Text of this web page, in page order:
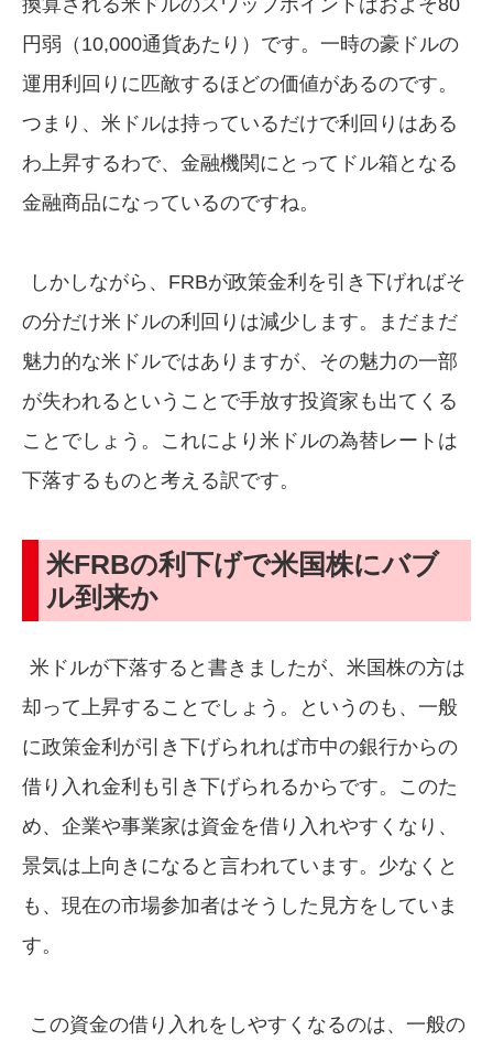
円弱（10,000通貨あたり）です。一時の豪ドルの
運用利回りに匹敵するほどの価値があるのです。
つまり、米ドルは持っているだけで利回りはある
わ上昇するわで、金融機関にとってドル箱となる
金融商品になっているのですね。
しかしながら、FRBが政策金利を引き下げればそ
の分だけ米ドルの利回りは減少します。まだまだ
魅力的な米ドルではありますが、その魅力の一部
が失われるということで手放す投資家も出てくる
ことでしょう。これにより米ドルの為替レートは
下落するものと考える訳です。
米FRBの利下げで米国株にバブ
ル到来か
米ドルが下落すると書きましたが、米国株の方は
却って上昇することでしょう。というのも、一般
に政策金利が引き下げられれば市中の銀行からの
借り入れ金利も引き下げられるからです。このた
め、企業や事業家は資金を借り入れやすくなり、
景気は上向きになると言われています。少なくと
も、現在の市場参加者はそうした見方をしていま
す。
この資金の借り入れをしやすくなるのは、一般の